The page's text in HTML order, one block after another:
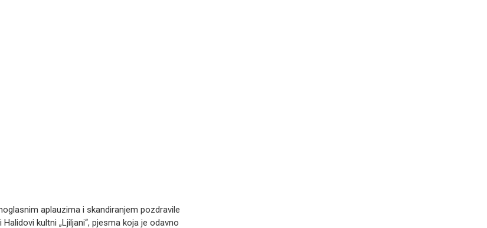
aplauzima i skandiranjem pozdravile
kultni „Ljiljani“, pjesma koja je odavno